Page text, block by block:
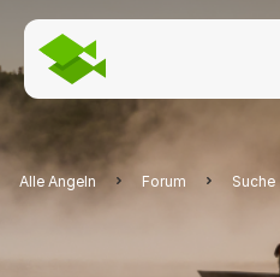
Alle Angeln Forum Suche